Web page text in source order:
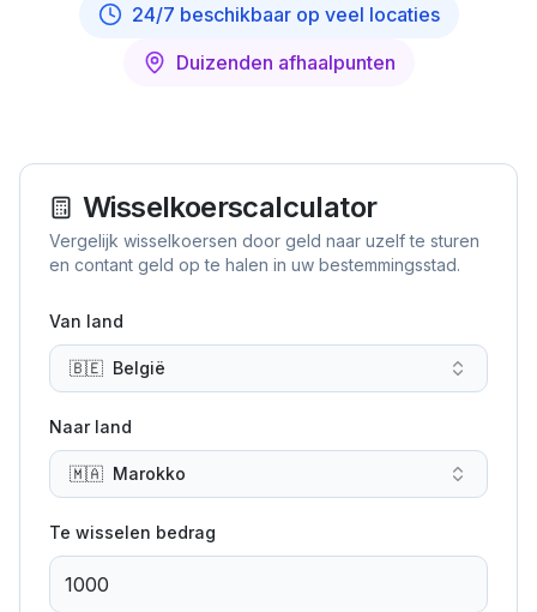
24/7 beschikbaar op veel locaties
Duizenden afhaalpunten
Wisselkoerscalculator
Vergelijk wisselkoersen door geld naar uzelf te sturen
en contant geld op te halen in uw bestemmingsstad.
Van land
🇧🇪 België
Naar land
🇲🇦 Marokko
Te wisselen bedrag